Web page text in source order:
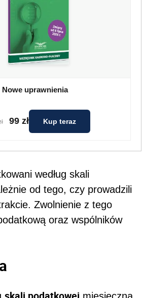
Nowe uprawnienia
99 zł Kup teraz
według skali
od tego, czy prowadzili
Zwolnienie z tego
oraz wspólników
miesięczna